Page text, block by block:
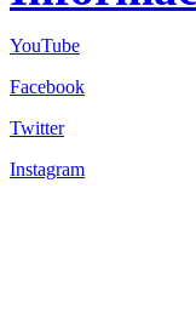
YouTube
Facebook
Twitter
Instagram